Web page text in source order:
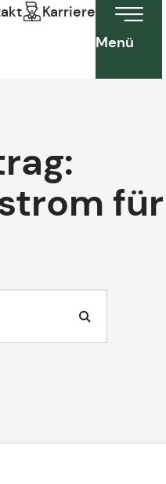
Karriere
Menü
für